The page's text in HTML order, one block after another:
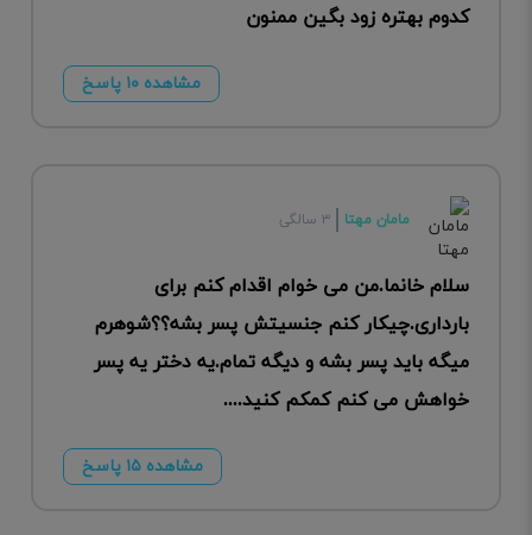
کدوم بهتره زود بگین ممنون
مشاهده ۱۰ پاسخ
مامان مهتا ۳ سالگی
سلام خانما.من می خوام اقدام کنم برای
بارداری.چیکار کنم جنسیتش پسر بشه؟؟شوهرم
میگه باید پسر بشه و دیگه تمام.یه دختر یه پسر
خواهش می کنم کمکم کنید....
مشاهده ۱۵ پاسخ